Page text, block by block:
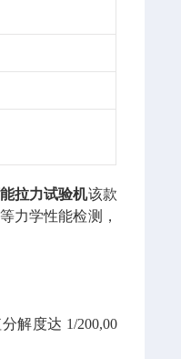
拉力试验机该款
力学性能检测，
解度达 1/200,00